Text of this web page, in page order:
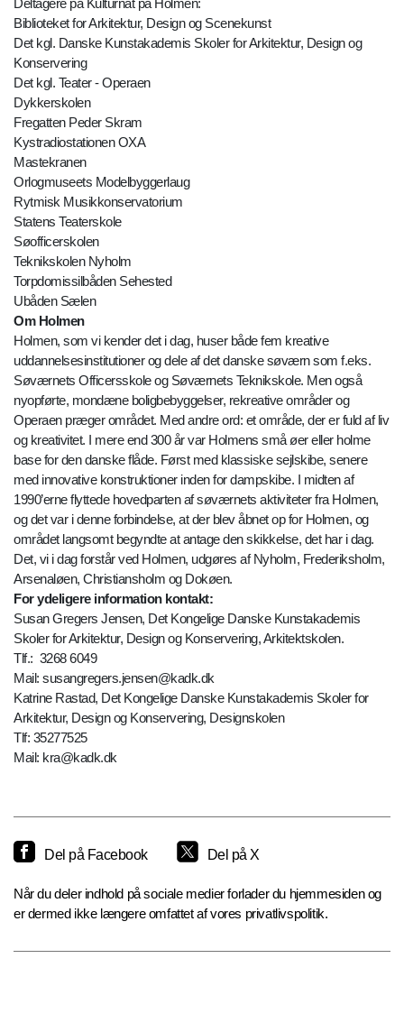
Deltagere på Kulturnat på Holmen:
Biblioteket for Arkitektur, Design og Scenekunst
Det kgl. Danske Kunstakademis Skoler for Arkitektur, Design og
Konservering
Det kgl. Teater - Operaen
Dykkerskolen
Fregatten Peder Skram
Kystradiostationen OXA
Mastekranen
Orlogmuseets Modelbyggerlaug
Rytmisk Musikkonservatorium
Statens Teaterskole
Søofficerskolen
Teknikskolen Nyholm
Torpdomissilbåden Sehested
Ubåden Sælen
Om Holmen
Holmen, som vi kender det i dag, huser både fem kreative
uddannelsesinstitutioner og dele af det danske søværn som f.eks.
Søværnets Officersskole og Søværnets Teknikskole. Men også
nyopførte, mondæne boligbebyggelser, rekreative områder og
Operaen præger området. Med andre ord: et område, der er fuld af liv
og kreativitet. I mere end 300 år var Holmens små øer eller holme
base for den danske flåde. Først med klassiske sejlskibe, senere
med innovative konstruktioner inden for dampskibe. I midten af
1990’erne flyttede hovedparten af søværnets aktiviteter fra Holmen,
og det var i denne forbindelse, at der blev åbnet op for Holmen, og
området langsomt begyndte at antage den skikkelse, det har i dag.
Det, vi i dag forstår ved Holmen, udgøres af Nyholm, Frederiksholm,
Arsenaløen, Christiansholm og Dokøen.
For ydeligere information kontakt:
Susan Gregers Jensen, Det Kongelige Danske Kunstakademis
Skoler for Arkitektur, Design og Konservering, Arkitektskolen.
Tlf.: 3268 6049
Mail: susangregers.jensen@kadk.dk
Katrine Rastad, Det Kongelige Danske Kunstakademis Skoler for
Arkitektur, Design og Konservering, Designskolen
Tlf: 35277525
Mail: kra@kadk.dk
Del på Facebook Del på X
Når du deler indhold på sociale medier forlader du hjemmesiden og
er dermed ikke længere omfattet af vores privatlivspolitik.